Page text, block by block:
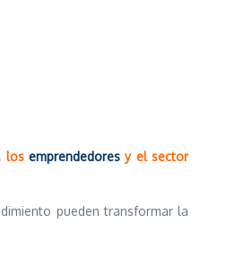
los emprendedoresy el sector
pueden transformar la